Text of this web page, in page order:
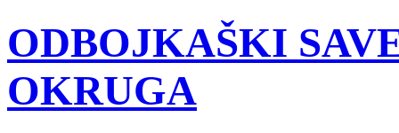
ODBOJKAŠKI
OKRUGA